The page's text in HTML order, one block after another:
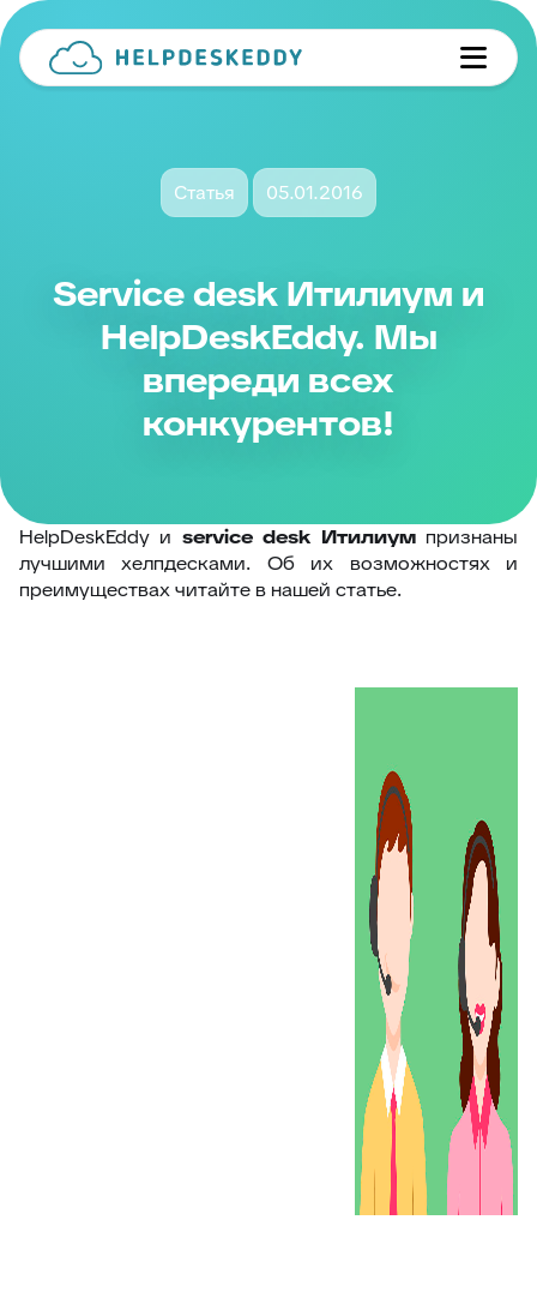
Статья 05.01.2016
Service desk Итилиум и
HelpDeskEddy. Мы
впереди всех
конкурентов!
HelpDeskEddy и service desk Итилиум признаны
лучшими хелпдесками. Об их возможностях и
преимуществах читайте в нашей статье.